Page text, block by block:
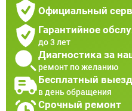
Официальный
Гарантийное
до 3 лет
Диагностика за
ремонт по желанию
Бесплатный
в день обращения
Срочный ремонт